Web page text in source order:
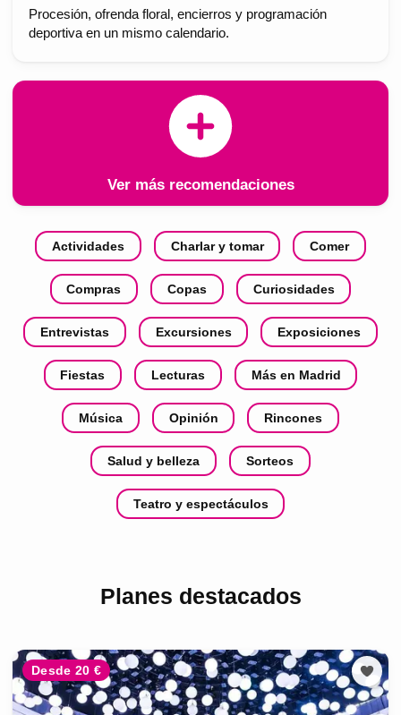
Procesión, ofrenda floral, encierros y programación
deportiva en un mismo calendario.
Ver más recomendaciones
Actividades Charlar y tomar Comer
Compras Copas Curiosidades
Entrevistas Excursiones Exposiciones
Fiestas Lecturas Más en Madrid
Música Opinión Rincones
Salud y belleza Sorteos
Teatro y espectáculos
Planes destacados
Desde 20 €